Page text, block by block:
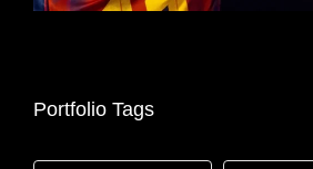
Portfolio Tags